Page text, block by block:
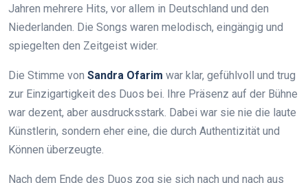
Jahren mehrere Hits, vor allem in Deutschland und den
Niederlanden. Die Songs waren melodisch, eingängig und
spiegelten den Zeitgeist wider.
Die Stimme von Sandra Ofarim war klar, gefühlvoll und trug
zur Einzigartigkeit des Duos bei. Ihre Präsenz auf der Bühne
war dezent, aber ausdrucksstark. Dabei war sie nie die laute
Künstlerin, sondern eher eine, die durch Authentizität und
Können überzeugte.
Nach dem Ende des Duos zog sie sich nach und nach aus